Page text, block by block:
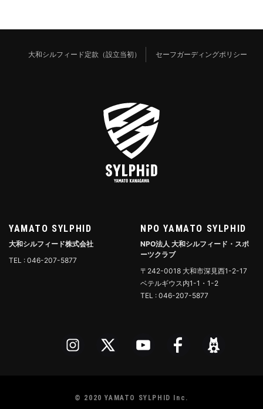
大和シルフィード定款（設立当初） セーフガーディングポリシー
YAMATO SYLPHID
大和シルフィード株式会社
TEL : 046-207-5877
NPO YAMATO SYLPHID
NPO法人 大和シルフィード・スポ
ーツクラブ
〒242-0018 大和市深見西1-2-17
ベテルギウス内1-1・1-2
TEL : 046-207-5877
© 2020 YAMATO SYLPHID Inc.